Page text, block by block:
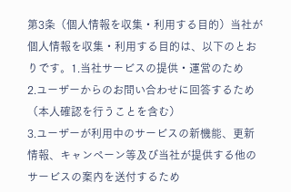
第3条（個人情報を収集・利用する目的）当社が
個人情報を収集・利用する目的は、以下のとお
りです。1.当社サービスの提供・運営のため
2.ユーザーからのお問い合わせに回答するため
（本人確認を行うことを含む）
3.ユーザーが利用中のサービスの新機能、更新
情報、キャンペーン等及び当社が提供する他の
サービスの案内を送付するため